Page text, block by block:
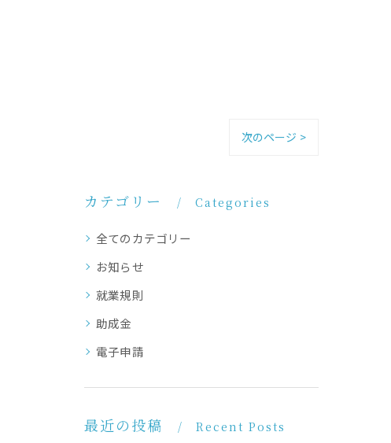
次のページ >
カテゴリー Categories
全てのカテゴリー
お知らせ
就業規則
助成金
電子申請
最近の投稿 Recent Posts